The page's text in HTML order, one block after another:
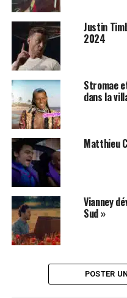
Justin
2024
Stromae
dans la
Matthieu
Vianney
Sud »
POSTER